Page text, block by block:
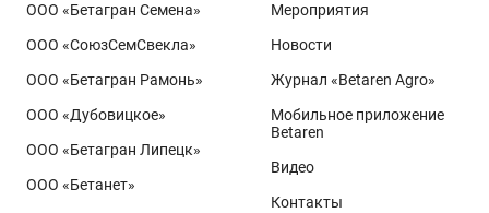
ООО «Бетагран Семена»
ООО «СоюзСемСвекла»
ООО «Бетагран Рамонь»
ООО «Дубовицкое»
ООО «Бетагран Липецк»
ООО «Бетанет»
Мероприятия
Новости
Журнал «Betaren Agro»
Мобильное приложение
Betaren
Видео
Контакты